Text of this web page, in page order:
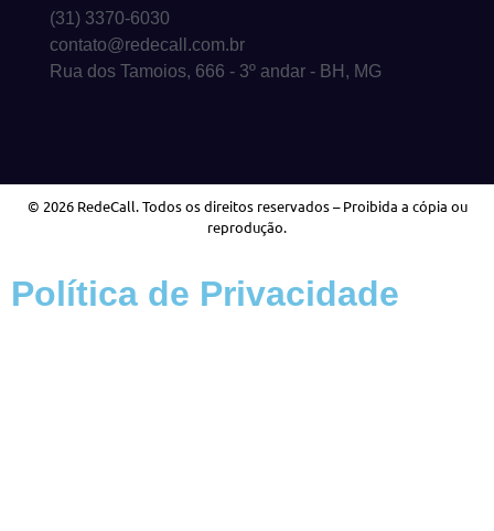
(31) 3370-6030
contato@redecall.com.br
Rua dos Tamoios, 666 - 3º andar - BH, MG
© 2026 RedeCall. Todos os direitos reservados – Proibida a cópia ou
reprodução.
Política de Privacidade